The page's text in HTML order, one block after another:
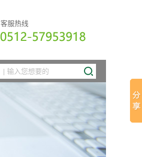
客服热线